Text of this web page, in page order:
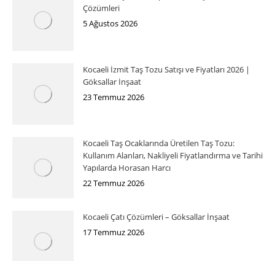
Çözümleri
5 Ağustos 2026
Kocaeli İzmit Taş Tozu Satışı ve Fiyatları 2026 |
Göksallar İnşaat
23 Temmuz 2026
Kocaeli Taş Ocaklarında Üretilen Taş Tozu:
Kullanım Alanları, Nakliyeli Fiyatlandırma ve Tarihi
Yapılarda Horasan Harcı
22 Temmuz 2026
Kocaeli Çatı Çözümleri – Göksallar İnşaat
17 Temmuz 2026